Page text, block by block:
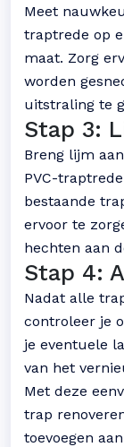
Meet
traptrede op
maat. Zorg
worden
uitstraling te
Stap 3:
Breng lijm
PVC-
bestaande
ervoor te
hechten aan
Stap 4:
Nadat alle
controleer je
je eventuele
van het
Met deze
trap
toevoegen